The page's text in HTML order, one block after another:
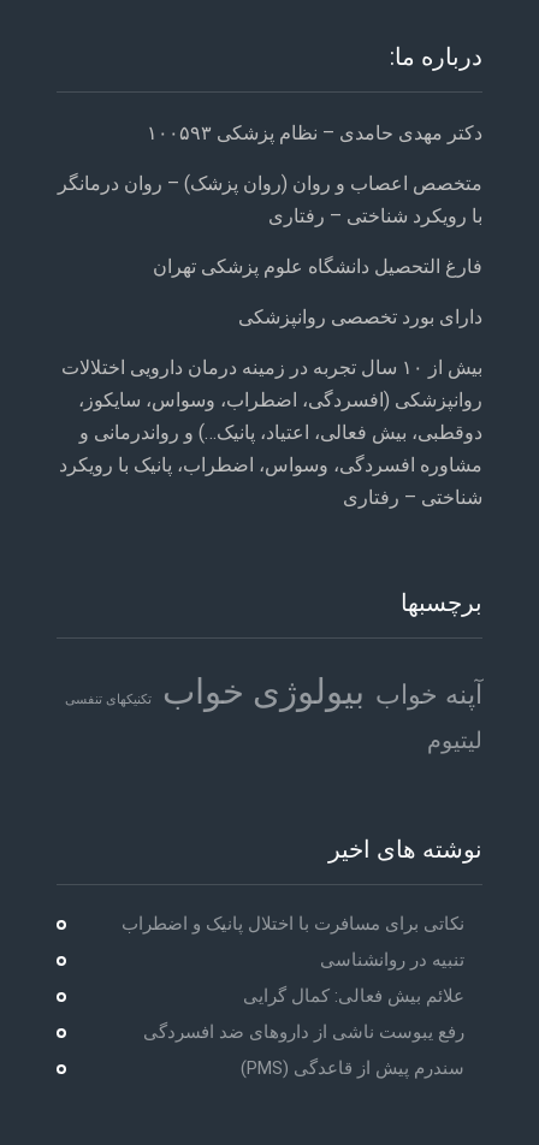
درباره ما:
دکتر مهدی حامدی – نظام پزشکی ۱۰۰۵۹۳
متخصص اعصاب و روان (روان پزشک) – روان درمانگر
با رویکرد شناختی – رفتاری
فارغ التحصیل دانشگاه علوم پزشکی تهران
دارای بورد تخصصی روانپزشکی
بیش از ۱۰ سال تجربه در زمینه درمان دارویی اختلالات
روانپزشکی (افسردگی، اضطراب، وسواس، سایکوز،
دوقطبی، بیش فعالی، اعتیاد، پانیک…) و رواندرمانی و
مشاوره افسردگی، وسواس، اضطراب، پانیک با رویکرد
شناختی – رفتاری
برچسبها
آپنه خواب بیولوژی خواب تکنیکهای تنفسی
لیتیوم
نوشته های اخیر
نکاتی برای مسافرت با اختلال پانیک و اضطراب
تنبیه در روانشناسی
علائم بیش فعالی: کمال گرایی
رفع یبوست ناشی از داروهای ضد افسردگی
سندرم پیش از قاعدگی (PMS)